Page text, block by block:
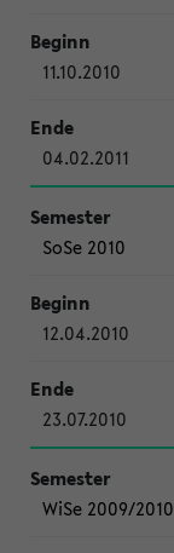
11.10.2010
04.02.2011
SoSe 2010
12.04.2010
23.07.2010
WiSe 2009/2010